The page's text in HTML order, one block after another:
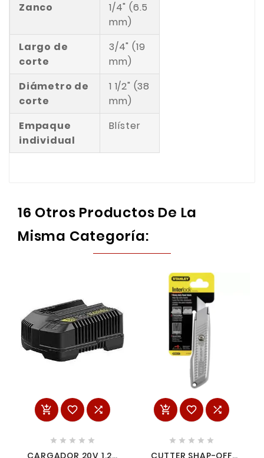
Zanco
1/4" (6.5
mm)
Largo de
corte
3/4" (19
mm)
Diámetro de
corte
1 1/2" (38
mm)
Empaque
individual
Blíster
16 Otros Productos De La
Misma Categoría:
  
    
  
    